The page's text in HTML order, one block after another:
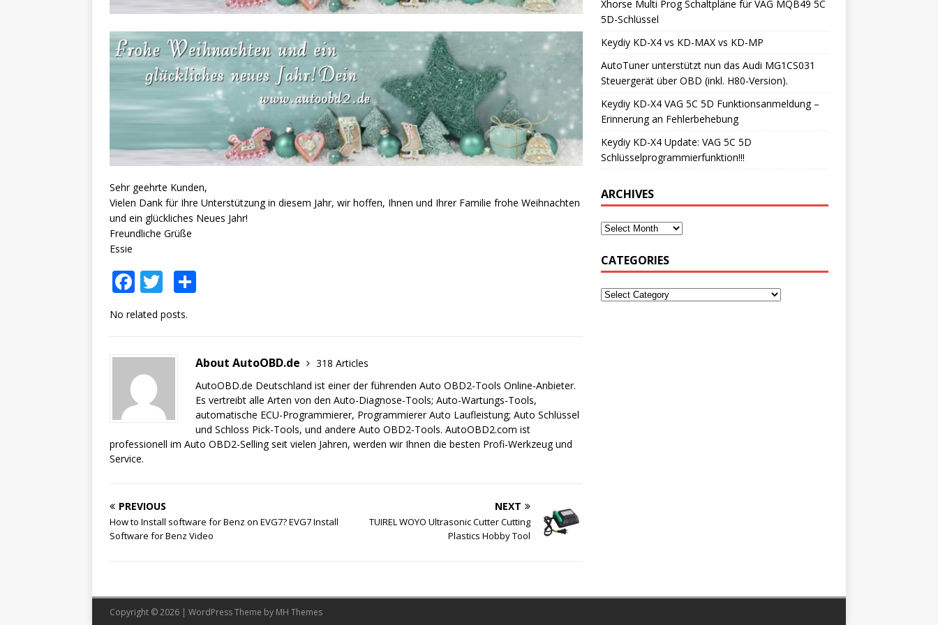
Sehr geehrte Kunden,
Vielen Dank für Ihre Unterstützung in diesem Jahr, wir hoffen, Ihnen und Ihrer Familie frohe Weihnachten
und ein glückliches Neues Jahr!
Freundliche Grüße
Essie
F
a
c
b
o
o
k
T
w
it
No related posts.
About AutoOBD.de
318 Articles
AutoOBD.de Deutschland ist einer der führenden Auto OBD2-Tools Online-Anbieter.
Es vertreibt alle Arten von den Auto-Diagnose-Tools; Auto-Wartungs-Tools,
automatische ECU-Programmierer, Programmierer Auto Laufleistung; Auto Schlüssel
und Schloss Pick-Tools, und andere Auto OBD2-Tools. AutoOBD2.com ist
professionell im Auto OBD2-Selling seit vielen Jahren, werden wir Ihnen die besten Profi-Werkzeug und
Service.
PREVIOUS
How to Install software for Benz on EVG7? EVG7 Install
Software for Benz Video
NEXT
TUIREL WOYO Ultrasonic Cutter Cutting
Plastics Hobby Tool
Xhorse Multi Prog Schaltpläne für VAG MQB49 5C
5D-Schlüssel
Keydiy KD-X4 vs KD-MAX vs KD-MP
AutoTuner unterstützt nun das Audi MG1CS031
Steuergerät über OBD (inkl. H80-Version).
Keydiy KD-X4 VAG 5C 5D Funktionsanmeldung –
Erinnerung an Fehlerbehebung
Keydiy KD-X4 Update: VAG 5C 5D
Schlüsselprogrammierfunktion!!!
ARCHIVES
CATEGORIES
Copyright © 2026 | WordPress Theme by MH Themes